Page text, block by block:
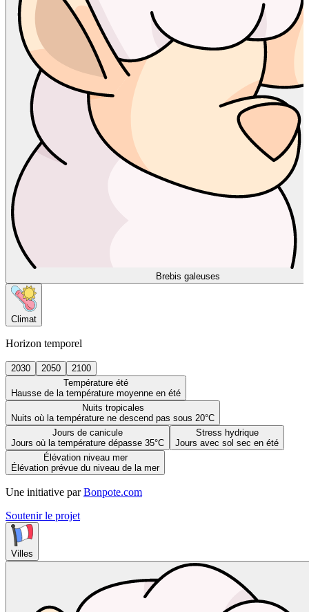
Brebis galeuses
Climat
Horizon temporel
2030 2050
2100
Température été
Hausse de la température moyenne en été
Nuits tropicales
Nuits où la température ne descend pas sous 20°C
Jours de canicule
Jours où la température dépasse 35°C
Stress hydrique
Jours avec sol sec en été
Élévation niveau mer
Élévation prévue du niveau de la mer
Une initiative par Bonpote.com
Soutenir le projet
Villes